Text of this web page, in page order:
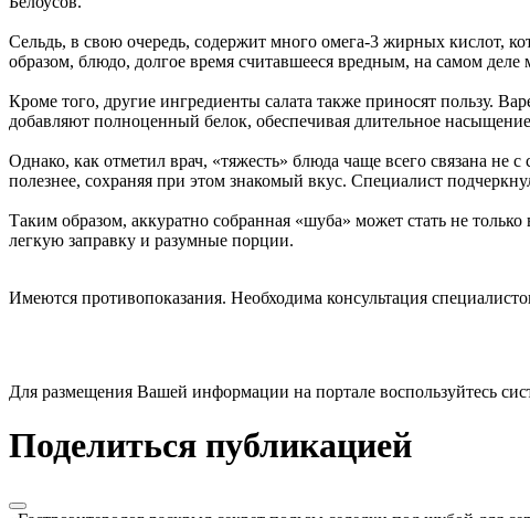
Сельдь, в свою очередь, содержит много омега-3 жирных кислот,
образом, блюдо, долгое время считавшееся вредным, на самом
Кроме того, другие ингредиенты салата также приносят пользу.
добавляют полноценный белок, обеспечивая длительное
Однако, как отметил врач, «тяжесть» блюда чаще всего связана не
полезнее, сохраняя при этом знакомый вкус. Специалист
Таким образом, аккуратно собранная «шуба» может стать не
легкую заправку и разумные порции.
Имеются противопоказания. Необходима консультация
Для размещения Вашей информации на портале воспользуйтесь
Поделиться публикацией